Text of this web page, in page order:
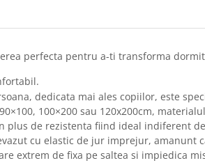
perfecta pentru a-ti transforma
dedicata mai ales copiilor, este
100×200 sau 120x200cm,
plus de rezistenta fiind ideal indiferent
cu elastic de jur imprejur, amanunt
extrem de fixa pe saltea si impiedica